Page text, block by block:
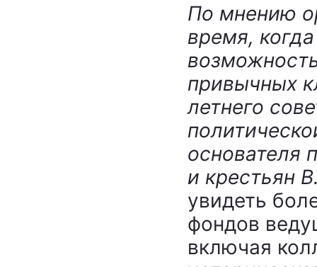
По мнению
время,
привычных
летнего
основателя
и крестьян
увидеть
фондов
включая